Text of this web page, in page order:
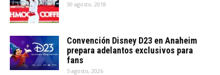
30 agosto, 2018
Convención Disney D23 en Anaheim
prepara adelantos exclusivos para
fans
5 agosto, 2026